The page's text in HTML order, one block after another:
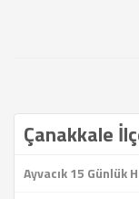
Çanakkale
Ayvacık 15 Günlük